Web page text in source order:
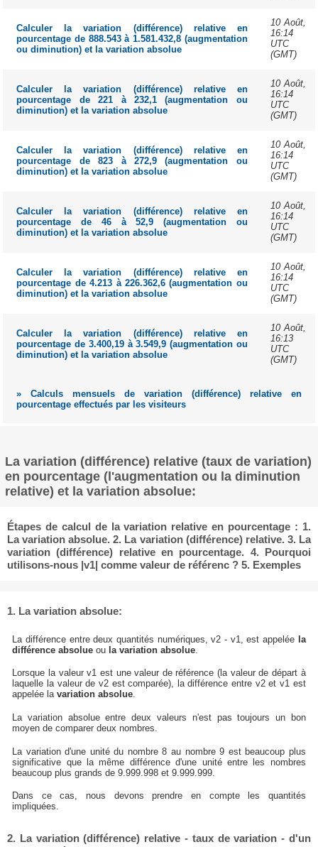
Calculer la variation (différence) relative en
pourcentage de 888.543 à 1.581.432,8 (augmentation
ou diminution) et la variation absolue
10 Août,
16:14
UTC
(GMT)
Calculer la variation (différence) relative en
pourcentage de 221 à 232,1 (augmentation ou
diminution) et la variation absolue
10 Août,
16:14
UTC
(GMT)
Calculer la variation (différence) relative en
pourcentage de 823 à 272,9 (augmentation ou
diminution) et la variation absolue
10 Août,
16:14
UTC
(GMT)
Calculer la variation (différence) relative en
pourcentage de 46 à 52,9 (augmentation ou
diminution) et la variation absolue
10 Août,
16:14
UTC
(GMT)
Calculer la variation (différence) relative en
pourcentage de 4.213 à 226.362,6 (augmentation ou
diminution) et la variation absolue
10 Août,
16:14
UTC
(GMT)
Calculer la variation (différence) relative en
pourcentage de 3.400,19 à 3.549,9 (augmentation ou
diminution) et la variation absolue
10 Août,
16:13
UTC
(GMT)
» Calculs mensuels de variation (différence) relative en
pourcentage effectués par les visiteurs
La variation (différence) relative (taux de variation)
en pourcentage (l'augmentation ou la diminution
relative) et la variation absolue:
Étapes de calcul de la variation relative en pourcentage : 1.
La variation absolue. 2. La variation (différence) relative. 3. La
variation (différence) relative en pourcentage. 4. Pourquoi
utilisons-nous |v1| comme valeur de référenc ? 5. Exemples
1. La variation absolue:
La différence entre deux quantités numériques, v2 - v1, est appelée la
différence absolue ou la variation absolue
Lorsque la valeur v1 est une valeur de référence (la valeur de départ à
laquelle la valeur de v2 est comparée), la différence entre v2 et v1 est
appelée lavariation absolue.
La variation absolue entre deux valeurs n'est pas toujours un bon
moyen de comparer deux nombres.
La variation d'une unité du nombre 8 au nombre 9 est beaucoup plus
significative que la même différence d'une unité entre les nombres
beaucoup plus grands de 9.999.998 et 9.999.999.
Dans ce cas, nous devons prendre en compte les quantités
impliquées.
2. La variation (différence) relative - taux de variation - d'un